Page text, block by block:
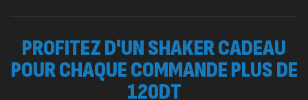
PROFITEZ D'UN SHAKER CADEAU
POUR CHAQUE COMMANDE PLUS DE
120DT